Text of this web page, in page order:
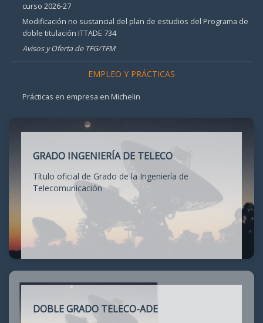
curso 2026-27
Modificación no sustancial del plan de estudios del Programa de
doble titulación ITTADE 734
Avisos y Oferta de TFG/TFM
EMPLEO Y PRÁCTICAS
Prácticas en empresa en Michelin
GRADO INGENIERÍA DE TELECO
Título oficial de Grado de la Ingeniería de
Telecomunicación
DOBLE GRADO TELECO-ADE